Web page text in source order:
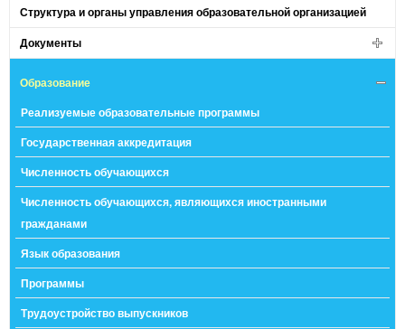
Структура и органы управления образовательной организацией
Документы
Образование
Реализуемые образовательные программы
Государственная аккредитация
Численность обучающихся
Численность обучающихся, являющихся иностранными
гражданами
Язык образования
Программы
Трудоустройство выпускников